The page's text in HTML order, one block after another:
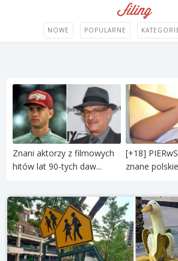
NOWE POPULARNE
Znani aktorzy z filmowych
hitów lat 90-tych daw...
[+18]
znane